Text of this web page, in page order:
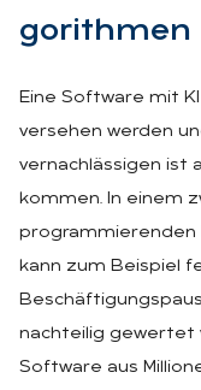
go­rith­men
Eine Software mit
versehen werden
vernachlässigen ist
kommen. In einem
programmierenden
kann zum Beispiel
nachteilig gewertet
Software aus